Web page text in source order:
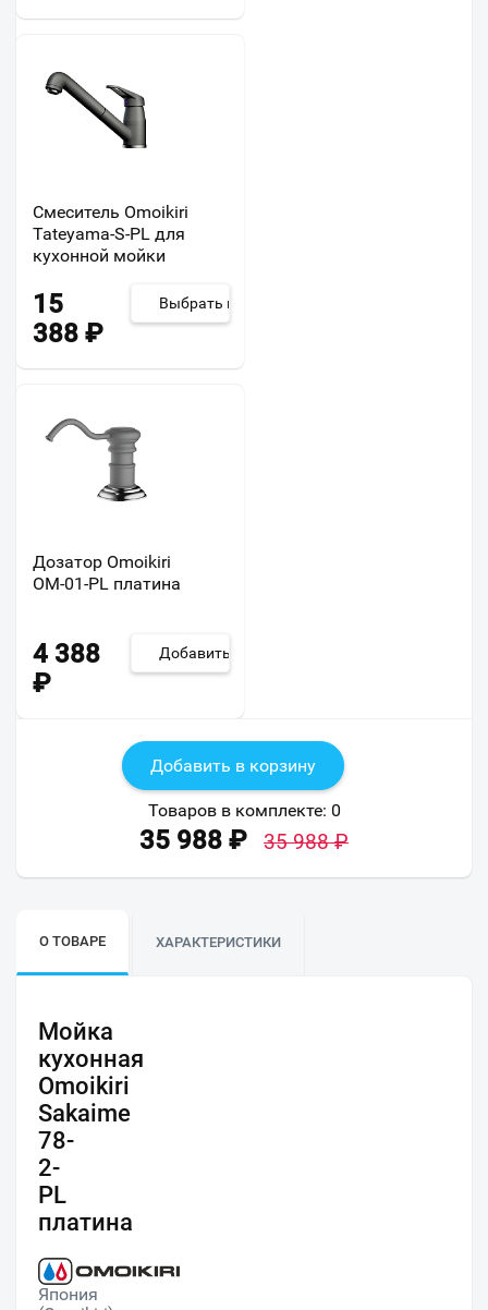
Смеситель Omoikiri
Tateyama-S-PL для
кухонной мойки
15
388 ₽
Выбрать из 2
Дозатор Omoikiri
ОМ-01-PL платина
4 388
₽
Добавить
Добавить в корзину
Товаров в комплекте: 0
35 988 ₽ 35 988₽
О ТОВАРЕ ХАРАКТЕРИСТИКИ
Мойка
кухонная
Omoikiri
Sakaime
78-
2-
PL
платина
Япония